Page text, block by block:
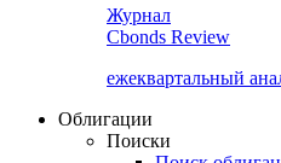
Журнал
Cbonds Review
ежеквартальный
Облигации
Поиски